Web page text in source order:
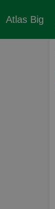
Atlas Big